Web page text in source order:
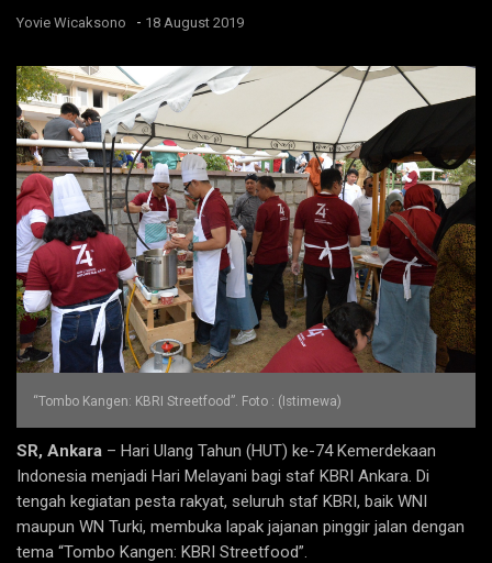
Yovie Wicaksono - 18 August 2019
“Tombo Kangen: KBRI Streetfood”. Foto : (Istimewa)
SR, Ankara – Hari Ulang Tahun (HUT) ke-74 Kemerdekaan
Indonesia menjadi Hari Melayani bagi staf KBRI Ankara. Di
tengah kegiatan pesta rakyat, seluruh staf KBRI, baik WNI
maupun WN Turki, membuka lapak jajanan pinggir jalan dengan
tema “Tombo Kangen: KBRI Streetfood”.